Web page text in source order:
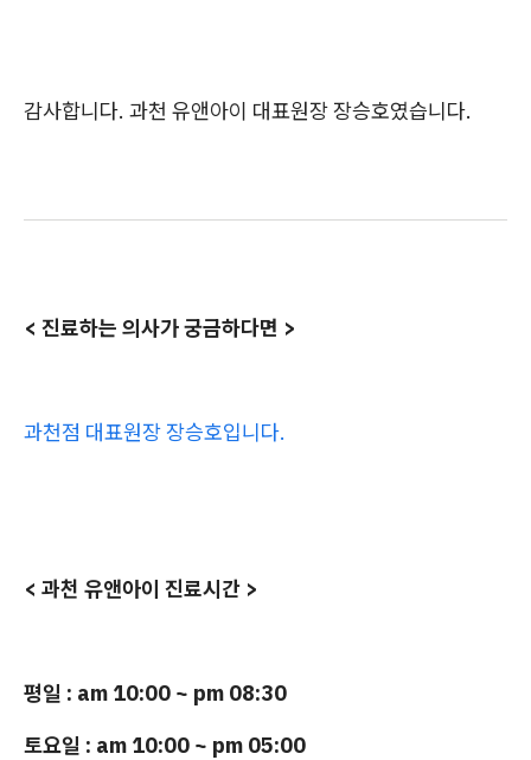
감사합니다. 과천 유앤아이 대표원장 장승호였습니다.
< 진료하는 의사가 궁금하다면 >
과천점 대표원장 장승호입니다.
< 과천 유앤아이 진료시간 >
평일 : am 10:00 ~ pm 08:30
토요일 : am 10:00 ~ pm 05:00